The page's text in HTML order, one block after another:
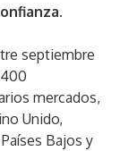
septiembre
mercados,
Unido,
Bajos y